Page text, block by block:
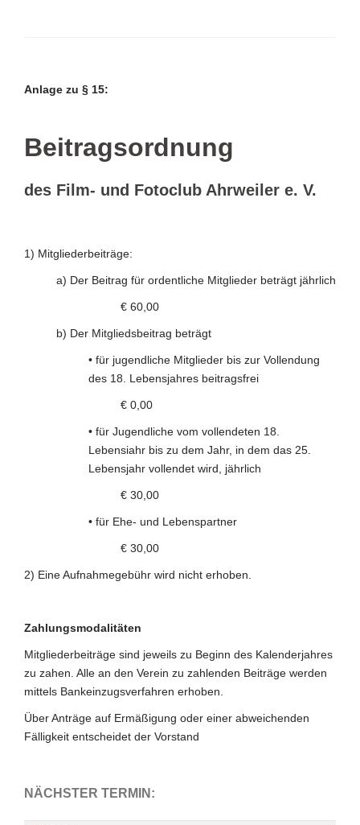
Anlage zu § 15:
Beitragsordnung
des Film- und Fotoclub Ahrweiler e. V.
1) Mitgliederbeiträge:
a) Der Beitrag für ordentliche Mitglieder beträgt jährlich
€ 60,00
b) Der Mitgliedsbeitrag beträgt
• für jugendliche Mitglieder bis zur Vollendung
des 18. Lebensjahres beitragsfrei
€ 0,00
• für Jugendliche vom vollendeten 18.
Lebensiahr bis zu dem Jahr, in dem das 25.
Lebensjahr vollendet wird, jährlich
€ 30,00
• für Ehe- und Lebenspartner
€ 30,00
2) Eine Aufnahmegebühr wird nicht erhoben.
Zahlungsmodalitäten
Mitgliederbeiträge sind jeweils zu Beginn des Kalenderjahres
zu zahen. Alle an den Verein zu zahlenden Beiträge werden
mittels Bankeinzugsverfahren erhoben.
Über Anträge auf Ermäßigung oder einer abweichenden
Fälligkeit entscheidet der Vorstand
NÄCHSTER TERMIN: